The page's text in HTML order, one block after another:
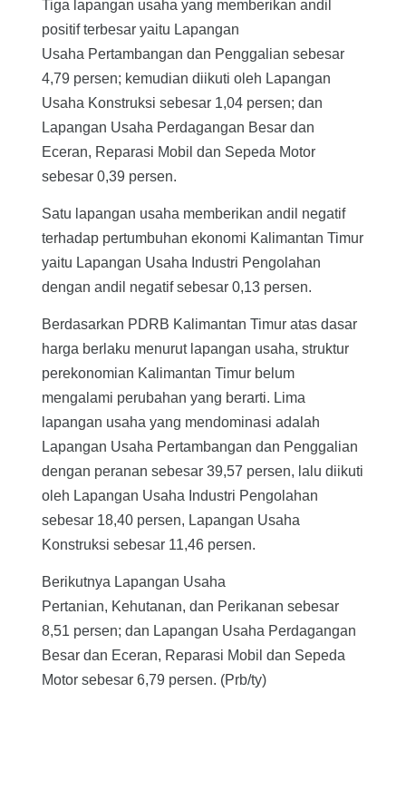
Tiga lapangan usaha yang memberikan andil
positif terbesar yaitu Lapangan
Usaha Pertambangan dan Penggalian sebesar
4,79 persen; kemudian diikuti oleh Lapangan
Usaha Konstruksi sebesar 1,04 persen; dan
Lapangan Usaha Perdagangan Besar dan
Eceran, Reparasi Mobil dan Sepeda Motor
sebesar 0,39 persen.
Satu lapangan usaha memberikan andil negatif
terhadap pertumbuhan ekonomi Kalimantan Timur
yaitu Lapangan Usaha Industri Pengolahan
dengan andil negatif sebesar 0,13 persen.
Berdasarkan PDRB Kalimantan Timur atas dasar
harga berlaku menurut lapangan usaha, struktur
perekonomian Kalimantan Timur belum
mengalami perubahan yang berarti. Lima
lapangan usaha yang mendominasi adalah
Lapangan Usaha Pertambangan dan Penggalian
dengan peranan sebesar 39,57 persen, lalu diikuti
oleh Lapangan Usaha Industri Pengolahan
sebesar 18,40 persen, Lapangan Usaha
Konstruksi sebesar 11,46 persen.
Berikutnya Lapangan Usaha
Pertanian, Kehutanan, dan Perikanan sebesar
8,51 persen; dan Lapangan Usaha Perdagangan
Besar dan Eceran, Reparasi Mobil dan Sepeda
Motor sebesar 6,79 persen. (Prb/ty)